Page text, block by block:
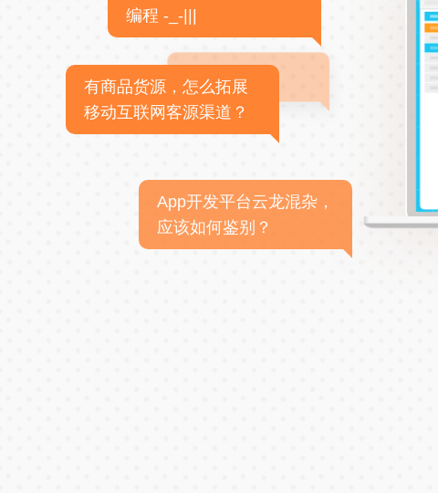
编程 -_-|||
有商品货源，怎么拓展
移动互联网客源渠道？
App开发平台云龙混杂，
应该如何鉴别？